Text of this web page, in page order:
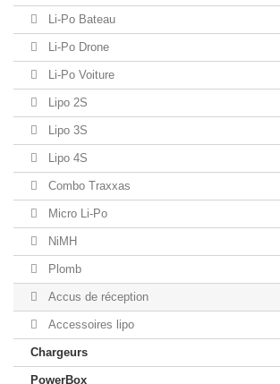
Li-Po Bateau
Li-Po Drone
Li-Po Voiture
Lipo 2S
Lipo 3S
Lipo 4S
Combo Traxxas
Micro Li-Po
NiMH
Plomb
Accus de réception
Accessoires lipo
Chargeurs
PowerBox